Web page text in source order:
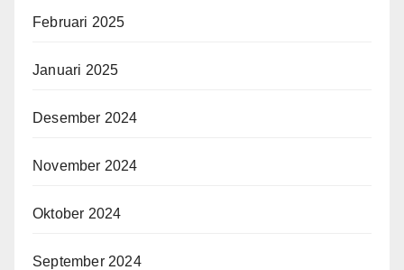
Februari 2025
Januari 2025
Desember 2024
November 2024
Oktober 2024
September 2024